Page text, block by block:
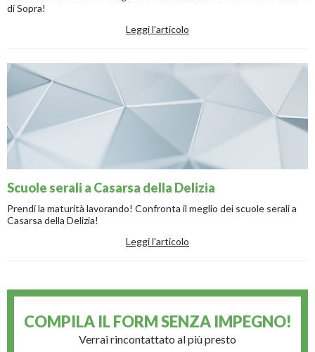
di Sopra!
Leggi l'articolo
Scuole serali a Casarsa della Delizia
Prendi la maturità lavorando! Confronta il meglio dei scuole serali a
Casarsa della Delizia!
Leggi l'articolo
COMPILA IL FORMSENZA IMPEGNO!
Verrai rincontattato al più presto